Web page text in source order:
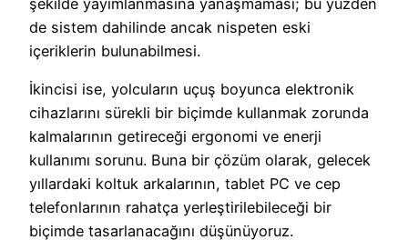
de sistem dahilinde ancak nispeten eski
içeriklerin bulunabilmesi.
İkincisi ise, yolcuların uçuş boyunca elektronik
cihazlarını sürekli bir biçimde kullanmak zorunda
kalmalarının getireceği ergonomi ve enerji
kullanımı sorunu. Buna bir çözüm olarak, gelecek
yıllardaki koltuk arkalarının, tablet PC ve cep
telefonlarının rahatça yerleştirilebileceği bir
biçimde tasarlanacağını düşünüyoruz.